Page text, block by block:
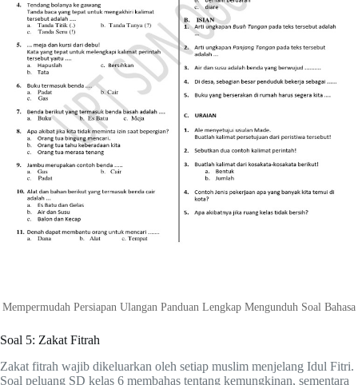
Mempermudah Persiapan Ulangan Panduan Lengkap Mengunduh Soal Bahasa
Soal 5: Zakat Fitrah
Zakat fitrah wajib dikeluarkan oleh setiap muslim menjelang Idul Fitri.
Soal peluang SD kelas 6 membahas tentang kemungkinan, sementara